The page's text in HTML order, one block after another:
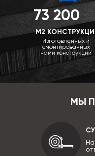
73 200
М2
Изготовленных и
смонтированных
нами конструкций
МЫ